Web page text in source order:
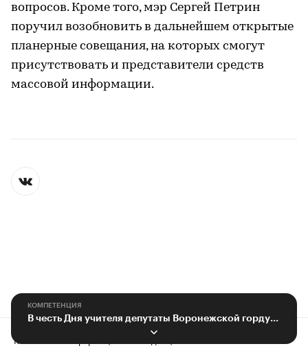
вопросов. Кроме того, мэр Сергей Петрин
поручил возобновить в дальнейшем открытые
планерные совещания, на которых смогут
присутствовать и представители средств
массовой информации.
КОМПЕТЕНЦИЯ
Контактная информация
Редакция